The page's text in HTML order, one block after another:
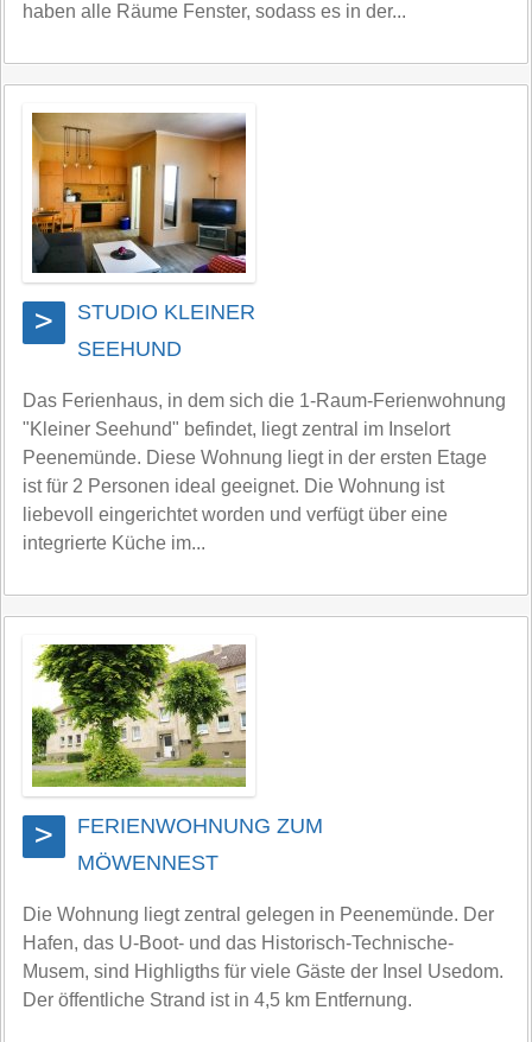
haben alle Räume Fenster, sodass es in der...
>
STUDIO KLEINER
SEEHUND
Das Ferienhaus, in dem sich die 1-Raum-Ferienwohnung
"Kleiner Seehund" befindet, liegt zentral im Inselort
Peenemünde. Diese Wohnung liegt in der ersten Etage
ist für 2 Personen ideal geeignet. Die Wohnung ist
liebevoll eingerichtet worden und verfügt über eine
integrierte Küche im...
>
FERIENWOHNUNG ZUM
MÖWENNEST
Die Wohnung liegt zentral gelegen in Peenemünde. Der
Hafen, das U-Boot- und das Historisch-Technische-
Musem, sind Highligths für viele Gäste der Insel Usedom.
Der öffentliche Strand ist in 4,5 km Entfernung.